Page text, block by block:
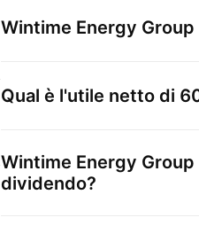
Wintime Energy
Qual è l'utile netto di
Wintime Energy
dividendo?